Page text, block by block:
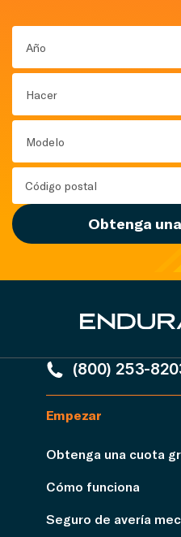
Año
Hacer
Modelo
Obtenga
(800) 253-
Empezar
Obtenga una cuota
Cómo funciona
Seguro de avería